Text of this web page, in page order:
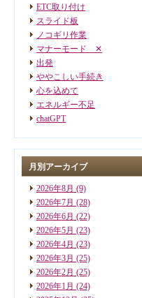
ETC取り付け
スライド板
ノコギリ作業
マナーモード ✕
出発
ややこしい手続き
心を込めて
エネルギー不足
chatGPT
月別アーカイブ
2026年8月 (9)
2026年7月 (28)
2026年6月 (22)
2026年5月 (23)
2026年4月 (23)
2026年3月 (25)
2026年2月 (25)
2026年1月 (24)